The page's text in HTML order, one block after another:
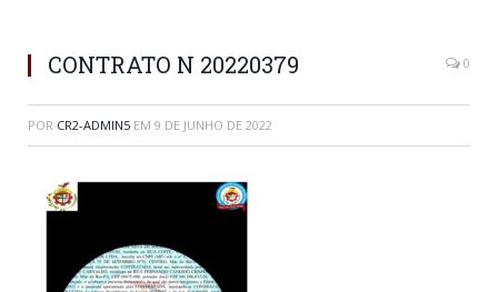
CONTRATO N 20220379 0
POR CR2-ADMIN5 EM 9 DE JUNHO DE 2022